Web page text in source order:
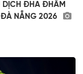
DỊCH ĐHA ĐHÂM
ĐÀ NẴNG 2026